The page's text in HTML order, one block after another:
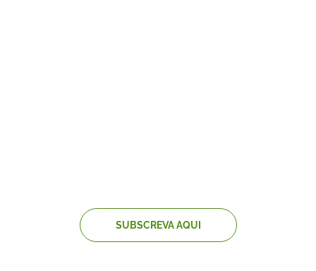
SUBSCREVA AQUI